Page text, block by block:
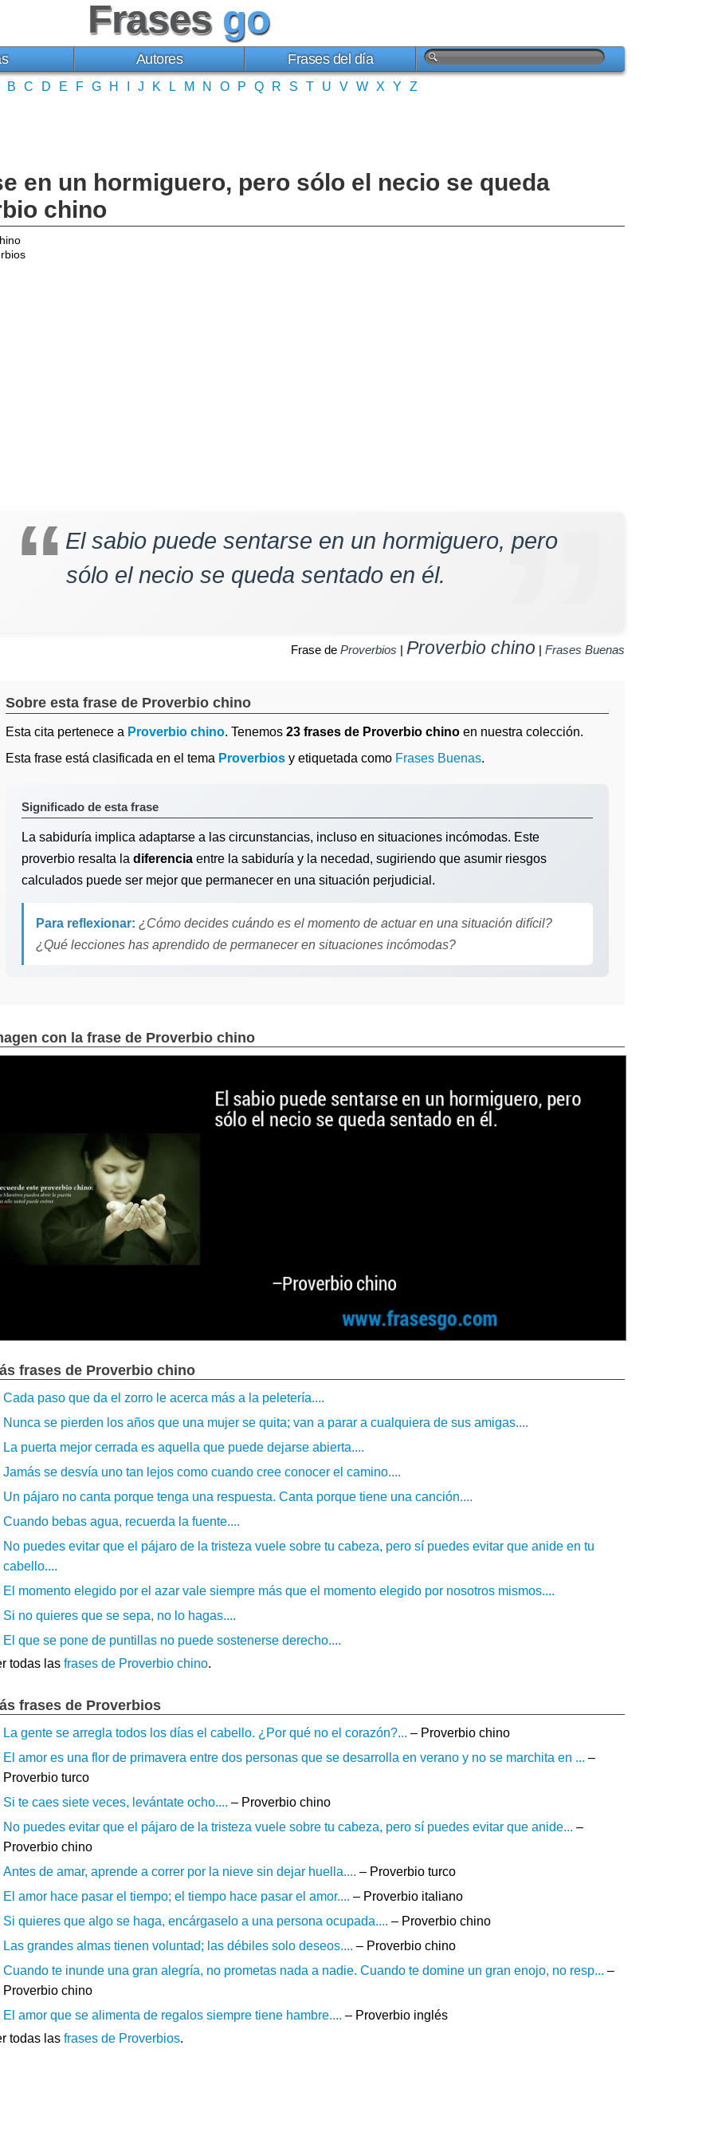
Frases go
Autores Frases del día
B C D E F G H J K L M N O P Q R S T U V W X Y Z
en un hormiguero, pero sólo el necio se queda
chino
El sabio puede sentarse en un hormiguero, pero
sólo el necio se queda sentado en él.
Frase de Proverbios | Proverbio chino | Frases Buenas
Sobre esta frase de Proverbio chino
Esta cita pertenece a Proverbio chino. Tenemos 23 frases de Proverbio chino en nuestra colección.
Esta frase está clasificada en el tema Proverbios y etiquetada como Frases Buenas.
Significado de esta frase
La sabiduría implica adaptarse a las circunstancias, incluso en situaciones incómodas. Este
proverbio resalta la diferencia entre la sabiduría y la necedad, sugiriendo que asumir riesgos
calculados puede ser mejor que permanecer en una situación perjudicial.
Para reflexionar: ¿Cómo decides cuándo es el momento de actuar en una situación difícil?
¿Qué lecciones has aprendido de permanecer en situaciones incómodas?
con la frase de Proverbio chino
frases de Proverbio chino
Cada paso que da el zorro le acerca más a la peletería....
Nunca se pierden los años que una mujer se quita; van a parar a cualquiera de sus amigas....
La puerta mejor cerrada es aquella que puede dejarse abierta....
Jamás se desvía uno tan lejos como cuando cree conocer el camino....
Un pájaro no canta porque tenga una respuesta. Canta porque tiene una canción....
Cuando bebas agua, recuerda la fuente....
No puedes evitar que el pájaro de la tristeza vuele sobre tu cabeza, pero sí puedes evitar que anide en tu
cabello....
El momento elegido por el azar vale siempre más que el momento elegido por nosotros mismos....
Si no quieres que se sepa, no lo hagas....
El que se pone de puntillas no puede sostenerse derecho....
todas las frases de Proverbio chino.
frases de Proverbios
La gente se arregla todos los días el cabello. ¿Por qué no el corazón?... – Proverbio chino
El amor es una flor de primavera entre dos personas que se desarrolla en verano y no se marchita en ... –
Proverbio turco
Si te caes siete veces, levántate ocho.... – Proverbio chino
No puedes evitar que el pájaro de la tristeza vuele sobre tu cabeza, pero sí puedes evitar que anide... –
Proverbio chino
Antes de amar, aprende a correr por la nieve sin dejar huella.... – Proverbio turco
El amor hace pasar el tiempo; el tiempo hace pasar el amor.... – Proverbio italiano
Si quieres que algo se haga, encárgaselo a una persona ocupada.... – Proverbio chino
Las grandes almas tienen voluntad; las débiles solo deseos.... – Proverbio chino
Cuando te inunde una gran alegría, no prometas nada a nadie. Cuando te domine un gran enojo, no resp... –
Proverbio chino
El amor que se alimenta de regalos siempre tiene hambre.... – Proverbio inglés
todas las frases de Proverbios.